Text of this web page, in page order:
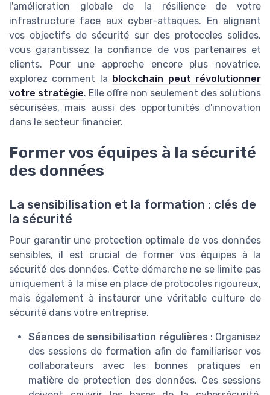
l'amélioration globale de la résilience de votre
infrastructure face aux cyber-attaques. En alignant
vos objectifs de sécurité sur des protocoles solides,
vous garantissez la confiance de vos partenaires et
clients. Pour une approche encore plus novatrice,
explorez comment la blockchain peut révolutionner
votre stratégie. Elle offre non seulement des solutions
sécurisées, mais aussi des opportunités d'innovation
dans le secteur financier.
Former vos équipes à la sécurité
des données
La sensibilisation et la formation : clés de
la sécurité
Pour garantir une protection optimale de vos données
sensibles, il est crucial de former vos équipes à la
sécurité des données. Cette démarche ne se limite pas
uniquement à la mise en place de protocoles rigoureux,
mais également à instaurer une véritable culture de
sécurité dans votre entreprise.
Séances de sensibilisation régulières : Organisez
des sessions de formation afin de familiariser vos
collaborateurs avec les bonnes pratiques en
matière de protection des données. Ces sessions